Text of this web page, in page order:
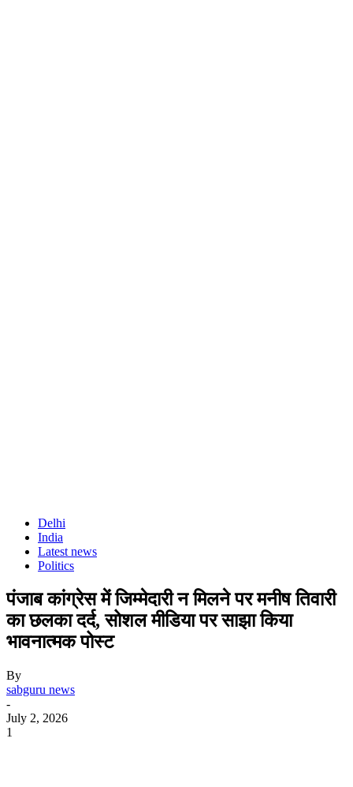
Delhi
India
Latest news
Politics
पंजाब कांग्रेस में जिम्मेदारी न मिलने पर मनीष तिवारी
का छलका दर्द, सोशल मीडिया पर साझा किया
भावनात्मक पोस्ट
By
sabguru news
-
July 2, 2026
1